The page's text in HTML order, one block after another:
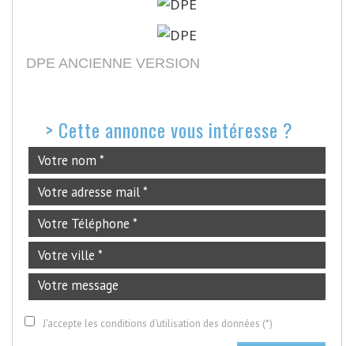
DPE ANCIENNE VERSION
> Cette annonce vous intéresse ?
J'accepte les conditions d'utilisation des données (*)